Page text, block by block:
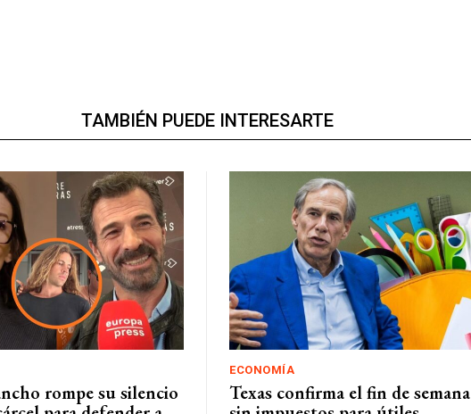
TAMBIÉN PUEDE INTERESARTE
rompe su silencio
ECONOMÍA
Texas confirma el fin de semana